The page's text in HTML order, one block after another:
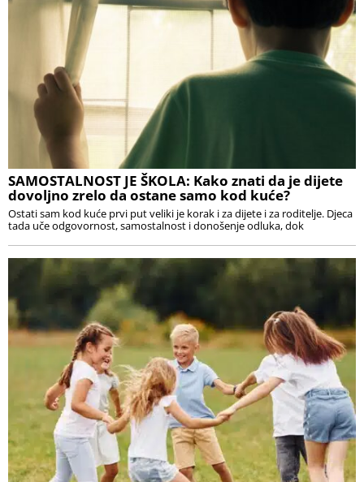
SAMOSTALNOST JE ŠKOLA: Kako znati da je dijete
dovoljno zrelo da ostane samo kod kuće?
Ostati sam kod kuće prvi put veliki je korak i za dijete i za roditelje. Djeca
tada uče odgovornost, samostalnost i donošenje odluka, dok